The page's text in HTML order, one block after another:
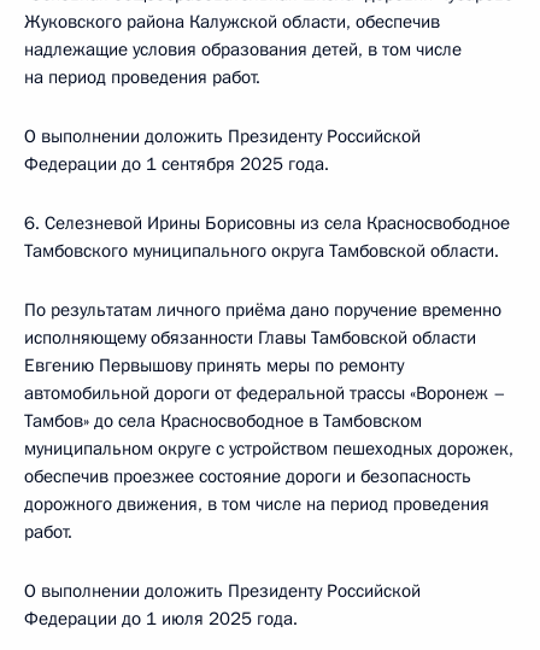
Жуковского района Калужской области, обеспечив
надлежащие условия образования детей, в том числе
на период проведения работ.
О выполнении доложить Президенту Российской
Федерации до 1 сентября 2025 года.
6. Селезневой Ирины Борисовны из села Красносвободное
Тамбовского муниципального округа Тамбовской области.
По результатам личного приёма дано поручение временно
исполняющему обязанности Главы Тамбовской области
Евгению Первышову принять меры по ремонту
автомобильной дороги от федеральной трассы «Воронеж –
Тамбов» до села Красносвободное в Тамбовском
муниципальном округе с устройством пешеходных дорожек,
обеспечив проезжее состояние дороги и безопасность
дорожного движения, в том числе на период проведения
работ.
О выполнении доложить Президенту Российской
Федерации до 1 июля 2025 года.